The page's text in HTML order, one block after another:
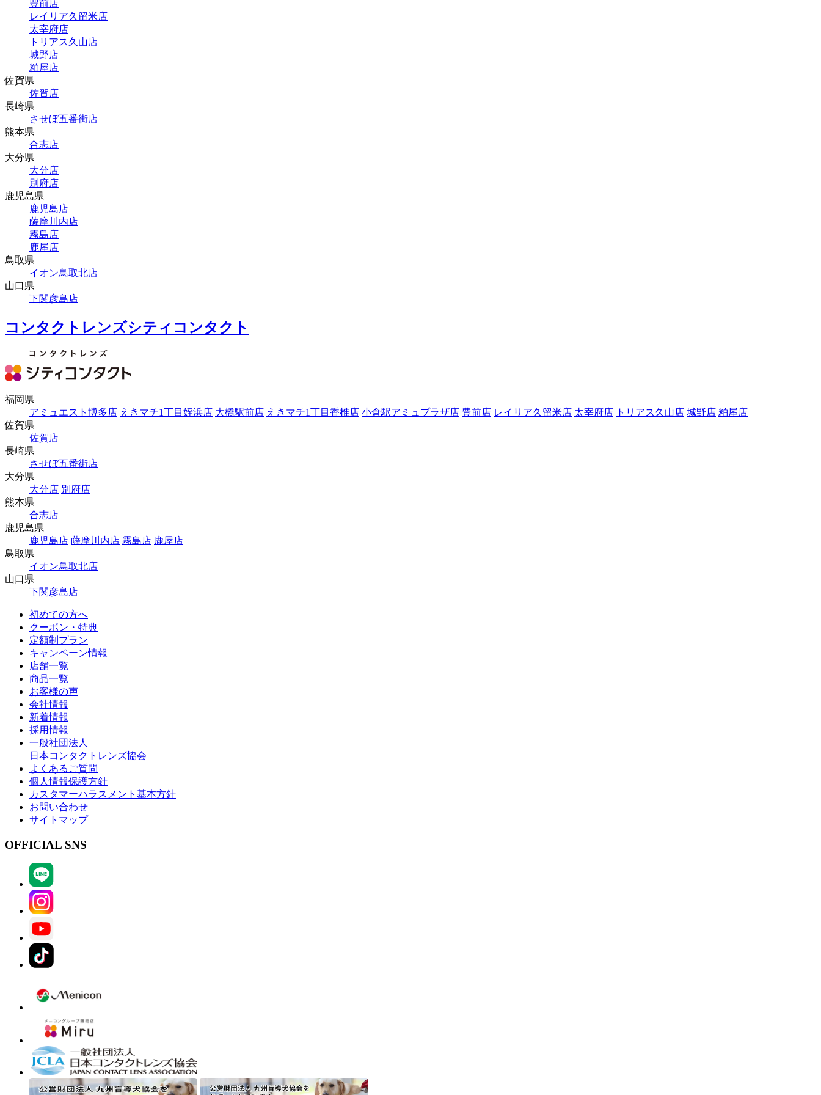
豊前店
レイリア久留米店
太宰府店
トリアス久山店
城野店
粕屋店
佐賀県
佐賀店
長崎県
させぼ五番街店
熊本県
合志店
大分県
大分店
別府店
鹿児島県
鹿児島店
薩摩川内店
霧島店
鹿屋店
鳥取県
イオン鳥取北店
山口県
下関彦島店
コンタクトレンズシティコンタクト
福岡県
アミュエスト博多店 えきマチ1丁目姪浜店 大橋駅前店 えきマチ1丁目香椎店 小倉駅アミュプラザ店 豊前店 レイリア久留米店 太宰府店 トリアス久山店 城野店 粕屋店
佐賀県
佐賀店
長崎県
させぼ五番街店
大分県
大分店 別府店
熊本県
合志店
鹿児島県
鹿児島店 薩摩川内店 霧島店 鹿屋店
鳥取県
イオン鳥取北店
山口県
下関彦島店
初めての方へ
クーポン・特典
定額制プラン
キャンペーン情報
店舗一覧
商品一覧
お客様の声
会社情報
新着情報
採用情報
一般社団法人
日本コンタクトレンズ協会
よくあるご質問
個人情報保護方針
カスタマーハラスメント基本方針
お問い合わせ
サイトマップ
OFFICIAL SNS